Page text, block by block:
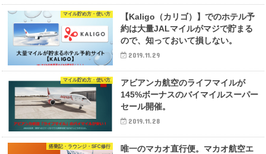
マイル貯め方・使い方
【Kaligo（カリゴ）】でのホテル予
約は大量JALマイルがマジで貯まる
ので、知っておいて損しない。
2019.11.29
マイル貯め方・使い方
アビアンカ航空のライフマイルが
145%ボーナスのバイマイルスーパー
セール開催。
2019.11.28
搭乗記・ラウンジ・SFC修行
唯一のマカオ直行便。マカオ航空エ